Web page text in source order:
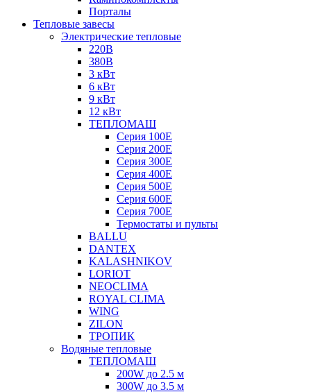
Порталы
Тепловые завесы
Электрические тепловые
220В
380В
3 кВт
6 кВт
9 кВт
12 кВт
ТЕПЛОМАШ
Серия 100E
Серия 200E
Серия 300E
Серия 400E
Серия 500E
Серия 600E
Серия 700E
Термостаты и пульты
BALLU
DANTEX
KALASHNIKOV
LORIOT
NEOCLIMA
ROYAL CLIMA
WING
ZILON
ТРОПИК
Водяные тепловые
ТЕПЛОМАШ
200W до 2.5 м
300W до 3.5 м